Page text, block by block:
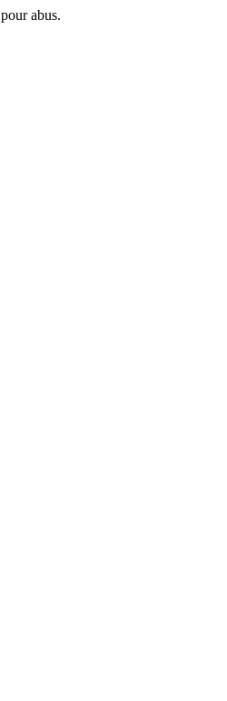
abus.